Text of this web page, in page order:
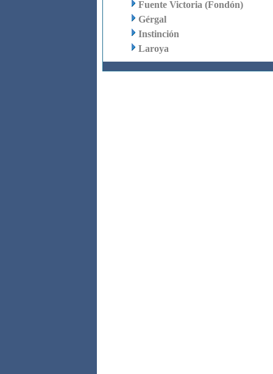
Fuente Victoria (Fondón)
Gérgal
Instinción
Laroya